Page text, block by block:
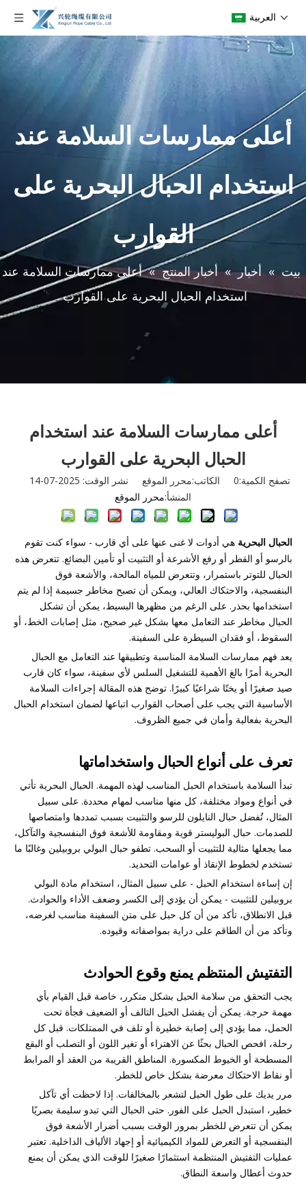
العربية
أعلى ممارسات السلامة عند
استخدام الحبال البحرية على
القوارب
بيت » أخبار » أخبار المنتج » أعلى ممارسات السلامة عند
استخدام الحبال البحرية على القوارب
أعلى ممارسات السلامة عند استخدام
الحبال البحرية على القوارب
تصفح الكمية:0
المنشأ:محرر الموقع
الحبال البحرية هي أدوات لا غنى عنها على أي قارب - سواء كنت تقوم
بالرسو أو القطر أو رفع الأشرعة أو التثبيت أو تأمين البضائع. تتعرض هذه
الحبال للتوتر باستمرار، وتتعرض للمياه المالحة، والأشعة فوق
البنفسجية، والاحتكاك العالي، ويمكن أن تصبح مخاطر جسيمة إذا لم يتم
استخدامها بحذر. على الرغم من مظهرها البسيط، يمكن أن تشكل
الحبال مخاطر عند التعامل معها بشكل غير صحيح، مثل إصابات الخط، أو
السقوط، أو فقدان السيطرة على السفينة.
يعد فهم ممارسات السلامة المناسبة وتطبيقها عند التعامل مع الحبال
البحرية أمرًا بالغ الأهمية للتشغيل السلس لأي سفينة، سواء كان قارب
صيد صغيرًا أو يختًا شراعيًا كبيرًا. توضح هذه المقالة إجراءات السلامة
الأساسية التي يجب على أصحاب القوارب اتباعها لضمان استخدام الحبال
البحرية بفعالية وأمان في جميع الظروف.
تعرف على أنواع الحبال واستخداماتها
تبدأ السلامة باستخدام الحبل المناسب لهذه المهمة. الحبال البحرية تأتي
في أنواع ومواد مختلفة، كل منها مناسب لمهام محددة. على سبيل
المثال، تُفضل حبال النايلون للرسو والتثبيت بسبب تمددها وامتصاصها
للصدمات. حبال البوليستر قوية ومقاومة للأشعة فوق البنفسجية والتآكل،
مما يجعلها مثالية للتثبيت أو السحب. تطفو حبال البولي بروبيلين وغالبًا ما
تستخدم لخطوط الإنقاذ أو عوامات التحديد.
إن إساءة استخدام الحبل - على سبيل المثال، استخدام مادة البولي
بروبيلين للتثبيت - يمكن أن يؤدي إلى الكسر وضعف الأداء والحوادث.
قبل الانطلاق، تأكد من أن كل حبل على متن السفينة مناسب لغرضه،
وتأكد من أن الطاقم على دراية بمواصفاته وقيوده.
التفتيش المنتظم يمنع وقوع الحوادث
يجب التحقق من سلامة الحبل بشكل متكرر، خاصة قبل القيام بأي
مهمة حرجة. يمكن أن يفشل الحبل التالف أو الضعيف فجأة تحت
الحمل، مما يؤدي إلى إصابة خطيرة أو تلف في الممتلكات. قبل كل
رحلة، افحص الحبال بحثًا عن الاهتراء أو تغير اللون أو التصلب أو البقع
المسطحة أو الخيوط المكسورة. المناطق القريبة من العقد أو المرابط
أو نقاط الاحتكاك معرضة بشكل خاص للخطر.
مرر يديك على طول الحبل لتشعر بالمخالفات. إذا لاحظت أي تآكل
خطير، استبدل الحبل على الفور. حتى الحبال التي تبدو سليمة بصريًا
يمكن أن تتعرض للخطر بمرور الوقت بسبب أضرار الأشعة فوق
البنفسجية أو التعرض للمواد الكيميائية أو إجهاد الألياف الداخلية. تعتبر
عمليات التفتيش المنتظمة استثمارًا صغيرًا للوقت الذي يمكن أن يمنع
حدوث أعطال واسعة النطاق.